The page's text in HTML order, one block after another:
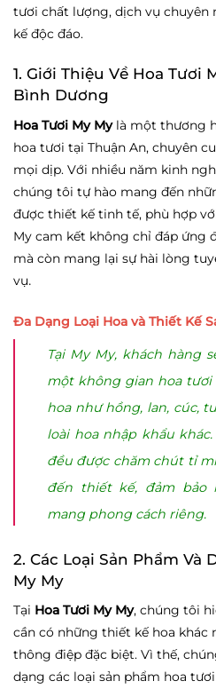
tươi chất lượng, dịch vụ chuyên
kế độc đáo.
1. Giới Thiệu Về Hoa Tươi
Bình Dương
Hoa Tươi My Mylà một thương
hoa tươi tại Thuận An, chuyên
mọi dịp. Với nhiều năm kinh
chúng tôi tự hào mang đến
được thiết kế tinh tế, phù hợp
My cam kết không chỉ đáp ứng
mà còn mang lại sự hài lòng
vụ.
Đa Dạng Loại Hoa và Thiết Kế
Tại My My, khách hàng
một không gian hoa
hoa như hồng, lan, cúc,
loài hoa nhập khẩu
đều được chăm chút tỉ
đến thiết kế, đảm bảo
mang phong cách riêng.
2. Các Loại Sản Phẩm Và
My My
Tại Hoa Tươi My My, chúng tôi
cần có những thiết kế hoa khác
thông điệp đặc biệt. Vì thế,
dạng các loại sản phẩm hoa